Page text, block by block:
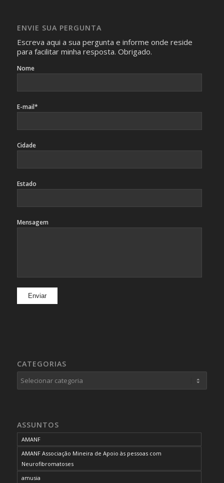
identificação da pessoa fotografada.
ENVIE SUA PERGUNTA
Escreva aqui a sua pergunta e informe onde reside
para facilitar minha resposta. Obrigado.
Nome
E-mail*
Cidade
Estado
Mensagem
CATEGORIAS
Categorias
ASSUNTOS
AMANF
AMANF Associação Mineira de Apoio às pessoas com
Neurofibromatoses
amusia